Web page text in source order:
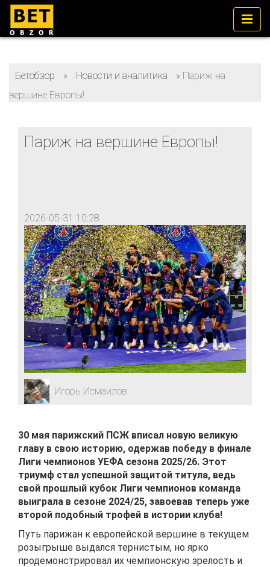
Бетобзор » Новости и аналитика » Париж на
вершине Европы!
Париж на вершине Европы!
2026-05-31 10:28
Игорь Исмаилов
30 мая парижский ПСЖ вписал новую великую
главу в свою историю, одержав победу в финале
Лиги чемпионов УЕФА сезона 2025/26. Этот
триумф стал успешной защитой титула, ведь
свой прошлый кубок Лиги чемпионов команда
выиграла в сезоне 2024/25, завоевав теперь уже
второй подобный трофей в истории клуба!
Путь парижан к европейской вершине в текущем
розыгрыше выдался тернистым, но ярко
продемонстрировал их чемпионскую зрелость и